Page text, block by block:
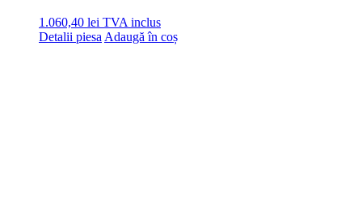
1.060,40 lei TVA inclus
Detalii piesa Adaugă în coș